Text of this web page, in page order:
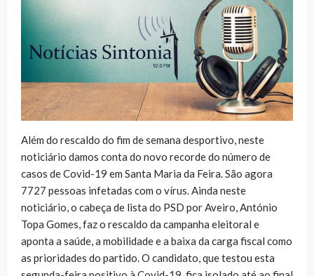
Além do rescaldo do fim de semana desportivo, neste
noticiário damos conta do novo recorde do número de
casos de Covid-19 em Santa Maria da Feira. São agora
7727 pessoas infetadas com o vírus. Ainda neste
noticiário, o cabeça de lista do PSD por Aveiro, António
Topa Gomes, faz o rescaldo da campanha eleitoral e
aponta a saúde, a mobilidade e a baixa da carga fiscal como
as prioridades do partido. O candidato, que testou esta